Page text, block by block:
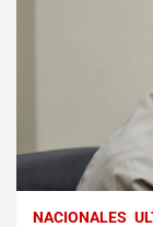
NACIONALES